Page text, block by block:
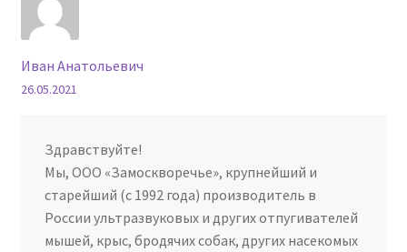
Иван Анатольевич
26.05.2021
Здравствуйте!
Мы, ООО «Замоскворечье», крупнейший и
старейший (с 1992 года) производитель в
России ультразвуковых и других отпугивателей
мышей, крыс, бродячих собак, других насекомых